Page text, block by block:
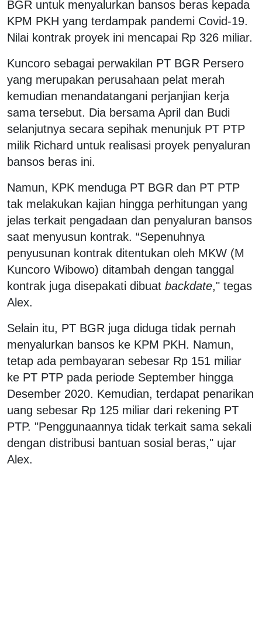
BGR untuk menyalurkan bansos beras kepada
KPM PKH yang terdampak pandemi Covid-19.
Nilai kontrak proyek ini mencapai Rp 326 miliar.
Kuncoro sebagai perwakilan PT BGR Persero
yang merupakan perusahaan pelat merah
kemudian menandatangani perjanjian kerja
sama tersebut. Dia bersama April dan Budi
selanjutnya secara sepihak menunjuk PT PTP
milik Richard untuk realisasi proyek penyaluran
bansos beras ini.
Namun, KPK menduga PT BGR dan PT PTP
tak melakukan kajian hingga perhitungan yang
jelas terkait pengadaan dan penyaluran bansos
saat menyusun kontrak. “Sepenuhnya
penyusunan kontrak ditentukan oleh MKW (M
Kuncoro Wibowo) ditambah dengan tanggal
kontrak juga disepakati dibuat backdate," tegas
Alex.
Selain itu, PT BGR juga diduga tidak pernah
menyalurkan bansos ke KPM PKH. Namun,
tetap ada pembayaran sebesar Rp 151 miliar
ke PT PTP pada periode September hingga
Desember 2020. Kemudian, terdapat penarikan
uang sebesar Rp 125 miliar dari rekening PT
PTP. "Penggunaannya tidak terkait sama sekali
dengan distribusi bantuan sosial beras," ujar
Alex.